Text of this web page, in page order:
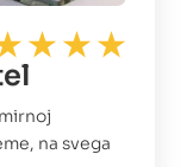
na svega